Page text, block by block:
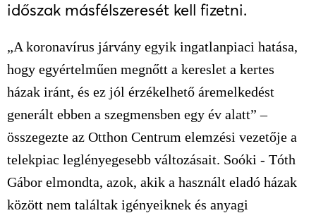
időszak másfélszeresét kell fizetni.
„A koronavírus járvány egyik ingatlanpiaci hatása,
hogy egyértelműen megnőtt a kereslet a kertes
házak iránt, és ez jól érzékelhető áremelkedést
generált ebben a szegmensben egy év alatt” –
összegezte az Otthon Centrum elemzési vezetője a
telekpiac leglényegesebb változásait. Soóki - Tóth
Gábor elmondta, azok, akik a használt eladó házak
között nem találtak igényeiknek és anyagi